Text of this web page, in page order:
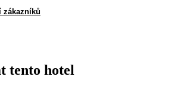
zákazníků
tento hotel